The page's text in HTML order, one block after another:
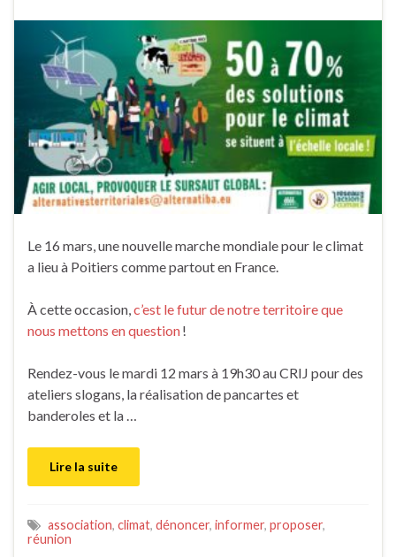
Le 16 mars, une nouvelle marche mondiale pour le climat
a lieu à Poitiers comme partout en France.
À cette occasion,c’est le futur de notre territoire que
nous mettons en question!
Rendez-vous le mardi 12 mars à 19h30 au CRIJ pour des
ateliers slogans, la réalisation de pancartes et
banderoles et la …
Lire la suite
association, climat, dénoncer, informer, proposer,
réunion